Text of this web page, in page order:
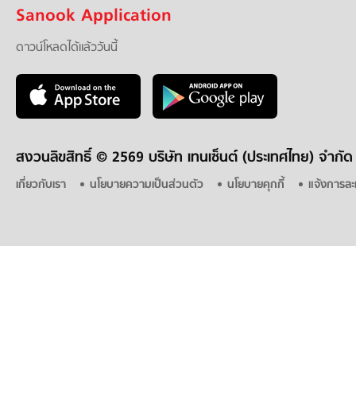
Sanook Application
ดาวน์โหลดได้แล้ววันนี้
สงวนลิขสิทธิ์ © 2569 บริษัท เทนเซ็นต์ (ประเทศไทย) จำกัด
เกี่ยวกับเรา นโยบายความเป็นส่วนตัว นโยบายคุกกี้ แจ้งการล